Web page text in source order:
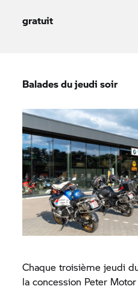
gratuit
Balades du jeudi soir
Chaque troisième jeudi
la concession Peter